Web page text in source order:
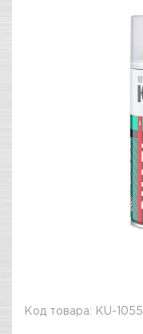
Код товара: KU-1055